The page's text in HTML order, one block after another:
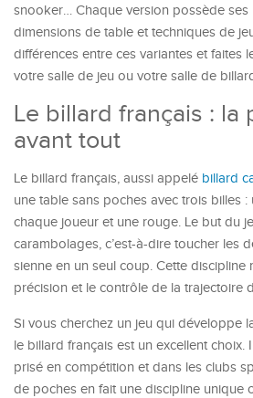
snooker… Chaque version possède ses
dimensions de table et techniques de
différences entre ces variantes et faites
votre salle de jeu ou votre salle de
Le billard français : la
avant tout
Le billard français, aussi appelé billard
une table sans poches avec trois billes
chaque joueur et une rouge. Le but du
carambolages, c’est-à-dire toucher les
sienne en un seul coup. Cette discipline
précision et le contrôle de la trajectoire
Si vous cherchez un jeu qui développe
le billard français est un excellent choix.
prisé en compétition et dans les clubs
de poches en fait une discipline unique